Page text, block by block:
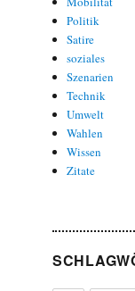
Politik
Satire
soziales
Szenarien
Technik
Umwelt
Wahlen
Wissen
Zitate